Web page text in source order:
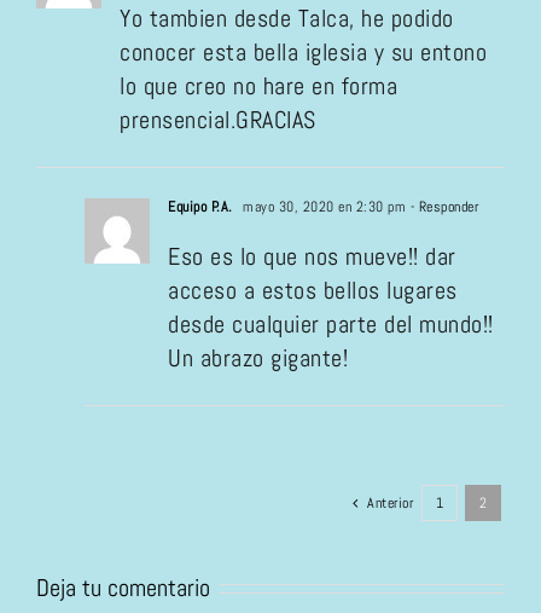
Yo tambien desde Talca, he podido
conocer esta bella iglesia y su entono
lo que creo no hare en forma
prensencial.GRACIAS
Equipo P.A. mayo 30, 2020 en 2:30 pm - Responder
Eso es lo que nos mueve!! dar
acceso a estos bellos lugares
desde cualquier parte del mundo!!
Un abrazo gigante!
Anterior 1 2
Deja tu comentario